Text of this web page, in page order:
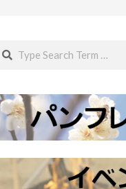
Search